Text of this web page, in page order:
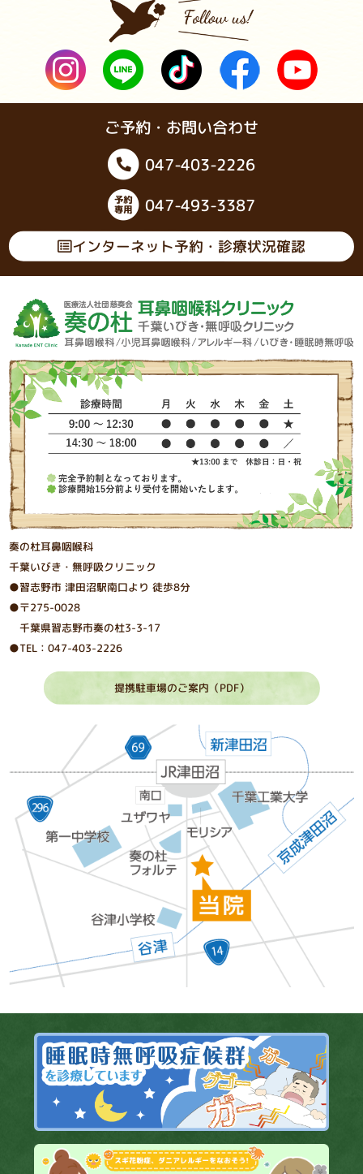
ご予約・お問い合わせ
047-403-2226
047-493-3387
インターネット予約・診療状況確認
奏の杜耳鼻咽喉科
千葉いびき・無呼吸クリニック
●習志野市 津⽥沼駅南⼝より 徒歩8分
●〒275-0028
千葉県習志野市奏の杜3-3-17
●TEL：047-403-2226
提携駐車場のご案内（PDF）